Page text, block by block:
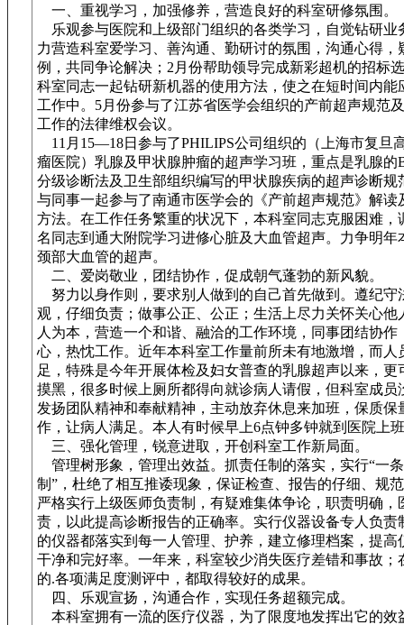
一、重视学习，加强修养，营造良好的科室研修氛围。
乐观参与医院和上级部门组织的各类学习，自觉钻研业
力营造科室爱学习、善沟通、勤研讨的氛围，沟通心得，
例，共同争论解决；2月份帮助领导完成新彩超机的招标
科室同志一起钻研新机器的使用方法，使之在短时间内能
工作中。5月份参与了江苏省医学会组织的产前超声规范
工作的法律维权会议。
11月15—18日参与了PHILIPS公司组织的（上海市复旦
瘤医院）乳腺及甲状腺肿瘤的超声学习班，重点是乳腺
分级诊断法及卫生部组织编写的甲状腺疾病的超声诊断规
与同事一起参与了南通市医学会的《产前超声规范》解读
方法。在工作任务繁重的状况下，本科室同志克服困难，
名同志到通大附院学习进修心脏及大血管超声。力争明年
颈部大血管的超声。
二、爱岗敬业，团结协作，促成朝气蓬勃的新风貌。
努力以身作则，要求别人做到的自己首先做到。遵纪守
观，仔细负责；做事公正、公正；生活上尽力关怀关心他
人为本，营造一个和谐、融洽的工作环境，同事团结协作
心，热忱工作。近年本科室工作量前所未有地激增，而人
足，特殊是今年开展体检及妇女普查的乳腺超声以来，更
摸黑，很多时候上厕所都得向就诊病人请假，但科室成员
发扬团队精神和奉献精神，主动放弃休息来加班，保质保
作，让病人满足。本人有时候早上6点钟多钟就到医院上
三、强化管理，锐意进取，开创科室工作新局面。
管理树形象，管理出效益。抓责任制的落实，实行“一
制”，杜绝了相互推诿现象，保证检查、报告的仔细、规
严格实行上级医师负责制，有疑难集体争论，职责明确，
责，以此提高诊断报告的正确率。实行仪器设备专人负责
的仪器都落实到每一人管理、护养，建立修理档案，提高
干净和完好率。一年来，科室较少消失医疗差错和事故；
的.各项满足度测评中，都取得较好的成果。
四、乐观宣扬，沟通合作，实现任务超额完成。
本科室拥有一流的医疗仪器，为了限度地发挥出它的效